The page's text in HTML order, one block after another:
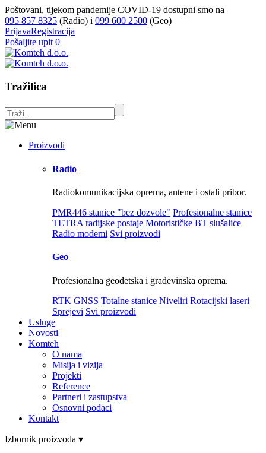
Poštovani, tijekom pandemije COVID-19 dostupni smo na
095 857 8325 (Radio) i 099 600 2500 (Geo)
PrijavaRegistracija
Pošaljite upit 0
Tražilica
Proizvodi
Radio
Radiokomunikacijska oprema, antene i ostali pribor.
PMR446 stanice "bez dozvole" Profesionalne stanice
TETRA radijske postaje Motorističke BT slušalice
Radio modemi Svi proizvodi
Geo
Profesionalna geodetska i građevinska oprema.
RTK GNSS Totalne stanice Niveliri Rotacijski laseri
Sprejevi Svi proizvodi
Usluge
Novosti
Komteh
O nama
Misija i vizija
Projekti
Reference
Partneri i zastupstva
Osnovni podaci
Kontakt
Izbornik proizvoda ▾